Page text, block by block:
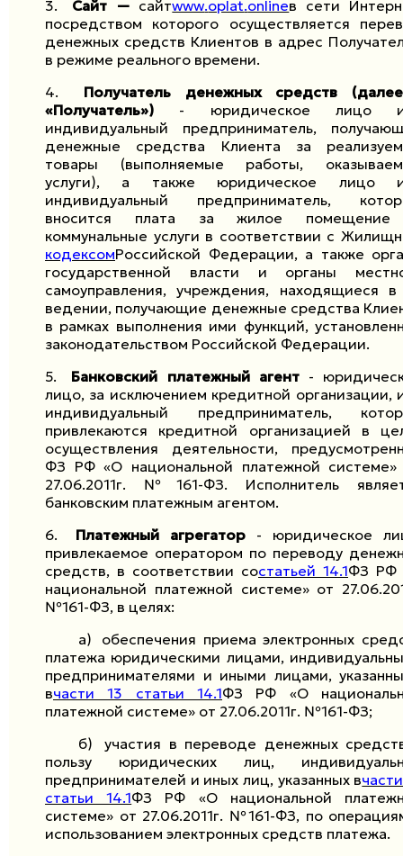
3.
Сайт — сайтwww.oplat.onlineв сети
посредством которого осуществляется
денежных средств Клиентов в адрес
в режиме реального времени.
4.
Получатель денежных средств
«Получатель») - юридическое лицо
индивидуальный предприниматель,
денежные средства Клиента за
товары (выполняемые работы,
услуги), а также юридическое лицо
индивидуальный предприниматель,
вносится плата за жилое
коммунальные услуги в соответствии с
кодексомРоссийской Федерации, а также
государственной власти и органы
самоуправления, учреждения, находящиеся
ведении, получающие денежные средства
в рамках выполнения ими функций,
законодательством Российской Федерации.
5.
Банковский платежный агент -
лицо, за исключением кредитной организации,
индивидуальный предприниматель,
привлекаются кредитной организацией в
осуществления деятельности,
ФЗ РФ «О национальной платежной системе»
27.06.2011г. №161-ФЗ. Исполнитель
банковским платежным агентом.
6.
Платежный агрегатор - юридическое
привлекаемое оператором по переводу
средств, в соответствии состатьей 14.1ФЗ РФ
национальной платежной системе» от
№161-ФЗ, в целях:
а)
обеспечения приема электронных
платежа юридическими лицами,
предпринимателями и иными лицами,
вчасти 13 статьи 14.1ФЗ РФ «О
платежной системе» от 27.06.2011г. №161-ФЗ;
б)
участия в переводе денежных
пользу юридических лиц,
предпринимателей и иных лиц, указанных в
статьи 14.1ФЗ РФ «О национальной
системе» от 27.06.2011г. №161-ФЗ, по
использованием электронных средств платежа.